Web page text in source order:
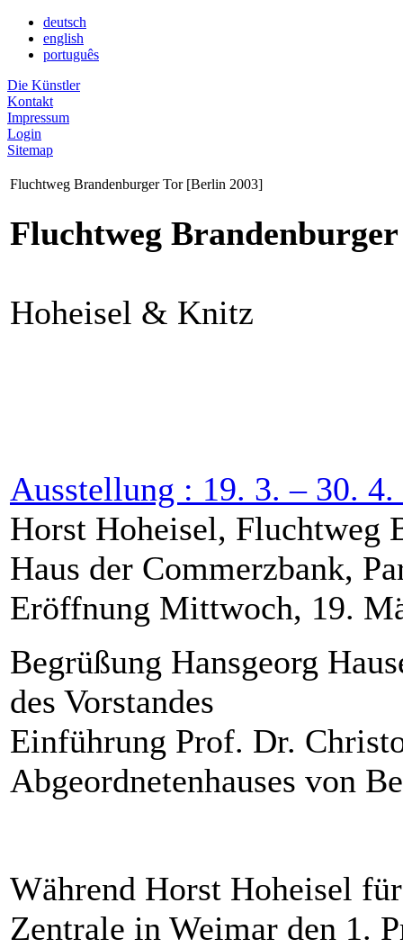
deutsch
english
português
Die Künstler
Kontakt
Impressum
Login
Sitemap
Fluchtweg Brandenburger Tor [Berlin 2003]
Fluchtweg
Hoheisel & Knitz
Ausstellung : 19. 3. – 30. 4.
Horst Hoheisel, Fluchtweg
Haus der Commerzbank,
Eröffnung Mittwoch, 19.
Begrüßung Hansgeorg
des Vorstandes
Einführung Prof. Dr.
Abgeordnetenhauses von
Während Horst Hoheisel
Zentrale in Weimar den 1.